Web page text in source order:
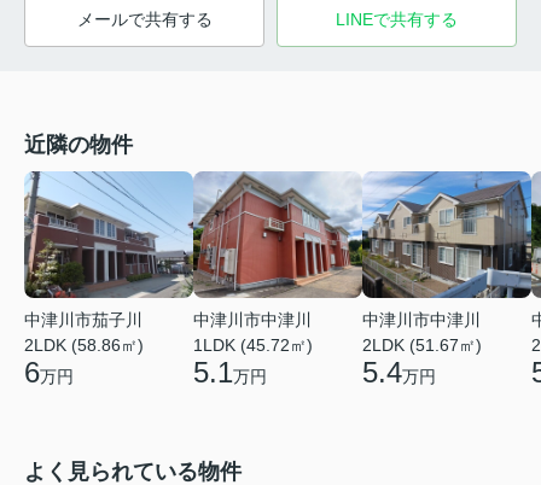
メールで共有する LINEで共有する
近隣の物件
中津川市茄子川
2LDK (58.86㎡)
6万円
中津川市中津川
1LDK (45.72㎡)
5.1万円
中津川市中津川
2LDK (51.67㎡)
5.4万円
よく見られている物件